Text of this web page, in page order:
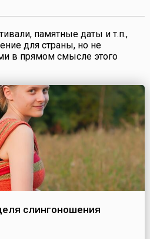
памятные даты и т.п.,
для страны, но не
в прямом смысле этого
слингоношения